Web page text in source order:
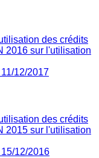
des crédits
2016 sur l'utilisation
12/2017
des crédits
2015 sur l'utilisation
12/2016